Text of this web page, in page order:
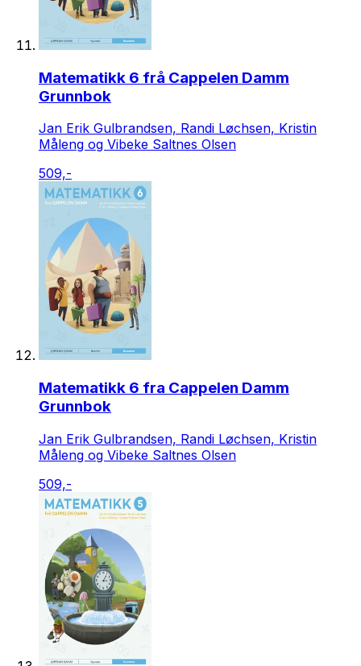
Matematikk 6 frå Cappelen Damm
Grunnbok
Jan Erik Gulbrandsen, Randi Løchsen, Kristin
Måleng og Vibeke Saltnes Olsen
509,-
Matematikk 6 fra Cappelen Damm
Grunnbok
Jan Erik Gulbrandsen, Randi Løchsen, Kristin
Måleng og Vibeke Saltnes Olsen
509,-